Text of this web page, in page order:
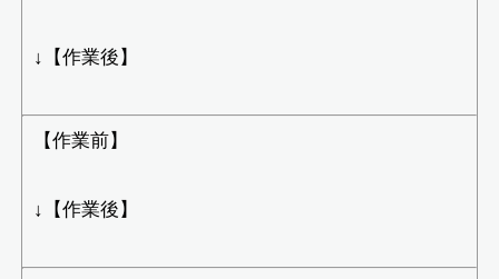
↓【作業後】
【作業前】
↓【作業後】